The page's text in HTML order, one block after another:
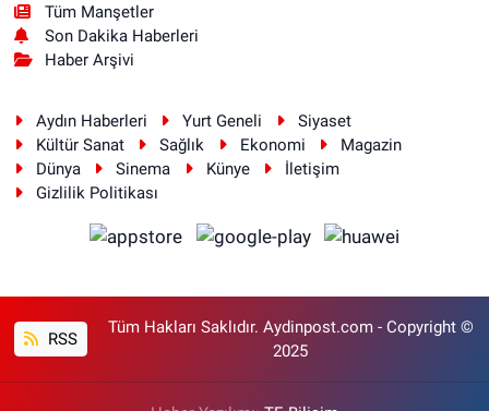
Tüm Manşetler
Son Dakika Haberleri
Haber Arşivi
Aydın Haberleri Yurt Geneli
Siyaset
Kültür Sanat
Sağlık Ekonomi
Magazin
Dünya
Sinema Künye
İletişim
Gizlilik Politikası
RSS
Tüm Hakları Saklıdır. Aydinpost.com - Copyright ©
2025